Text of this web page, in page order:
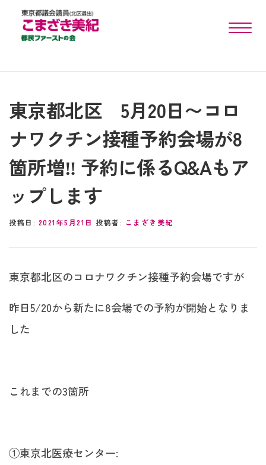
toggle
東京都北区 5月20日〜コロ
ナワクチン接種予約会場が8
箇所増‼︎ 予約に係るQ&Aもア
ップします
投稿日: 2021年5月21日 投稿者: こまざき美紀
東京都北区のコロナワクチン接種予約会場ですが
昨日5/20から新たに8会場での予約が開始となりま
した
これまでの3箇所
①東京北医療センター: